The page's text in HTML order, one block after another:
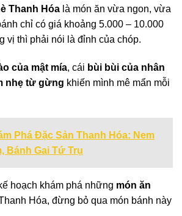
Thanh Hóa là món ăn vừa ngon, vừa
chỉ có giá khoảng 5.000 – 10.000
vị thì phải nói là đỉnh của chóp.
của mật mía, cái bùi bùi của nhân
nhẹ từ gừng khiến mình mê mẩn mỗi
Phá Đặc Sản Thanh Hóa: Nem
Bánh Gai Tứ Trụ
hoạch khám phá những món ăn
Hóa, đừng bỏ qua món bánh này